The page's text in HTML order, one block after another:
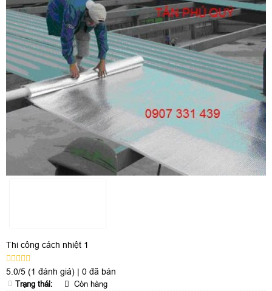
Thi công cách nhiệt 1
5.0/5 (1 đánh giá) | 0 đã bán
Trạng thái:
Còn hàng